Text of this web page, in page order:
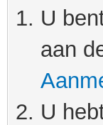
U
aan
U